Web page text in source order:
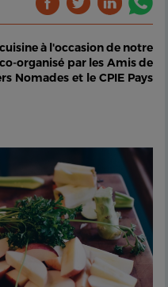
à l'occasion de notre
organisé par les Amis de
Nomades et le CPIE Pays